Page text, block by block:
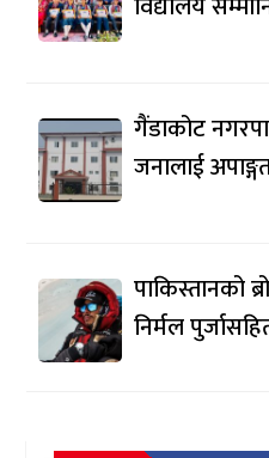
गैंडाकोट
जनालाई
पाकिस्तानको
निर्मल